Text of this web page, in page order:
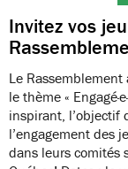
Invitez vos
Le Rassemblement
le thème «
inspirant, l’objectif
l’engagement des
dans leurs comités